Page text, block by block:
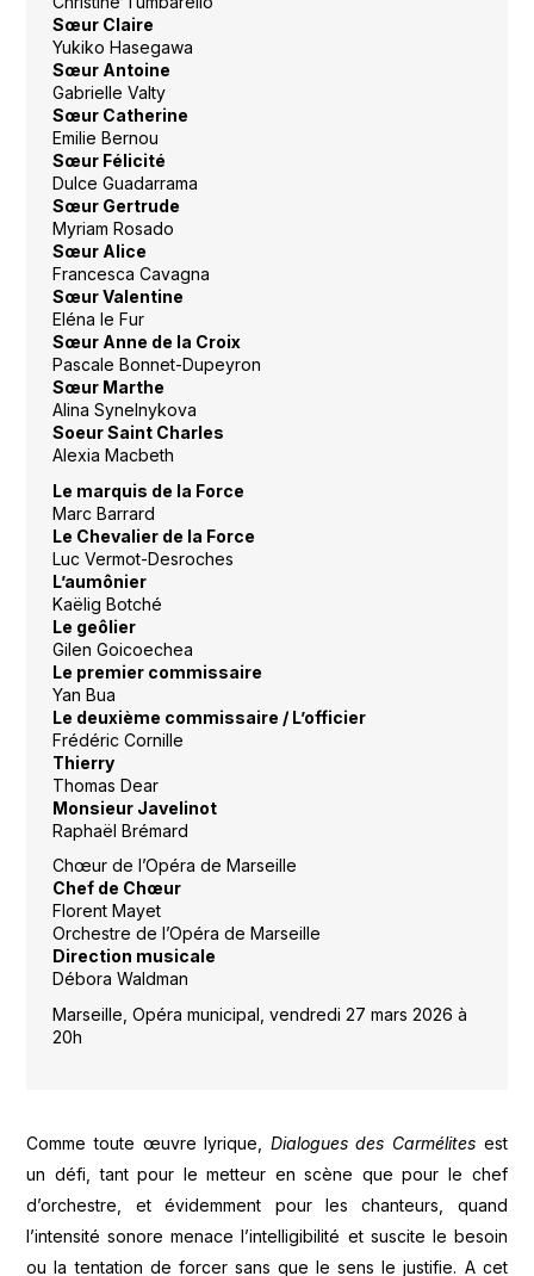
Sœur Claire
Yukiko Hasegawa
Sœur Antoine
Gabrielle Valty
Sœur Catherine
Emilie Bernou
Sœur Félicité
Dulce Guadarrama
Sœur Gertrude
Myriam Rosado
Sœur Alice
Francesca Cavagna
Sœur Valentine
Eléna le Fur
Sœur Anne de la Croix
Pascale Bonnet-Dupeyron
Sœur Marthe
Alina Synelnykova
Soeur Saint Charles
Alexia Macbeth
Le marquis de la Force
Marc Barrard
Le Chevalier de la Force
Luc Vermot-Desroches
L’aumônier
Kaëlig Botché
Le geôlier
Gilen Goicoechea
Le premier commissaire
Yan Bua
Le deuxième commissaire / L’officier
Frédéric Cornille
Thierry
Thomas Dear
Monsieur Javelinot
Raphaël Brémard
Chœur de l’Opéra de Marseille
Chef de Chœur
Florent Mayet
Orchestre de l’Opéra de Marseille
Direction musicale
Débora Waldman
Marseille, Opéra municipal, vendredi 27 mars 2026 à
20h
Comme toute œuvre lyrique, Dialogues des Carmélites est
un défi, tant pour le metteur en scène que pour le chef
d’orchestre, et évidemment pour les chanteurs, quand
l’intensité sonore menace l’intelligibilité et suscite le besoin
ou la tentation de forcer sans que le sens le justifie. A cet